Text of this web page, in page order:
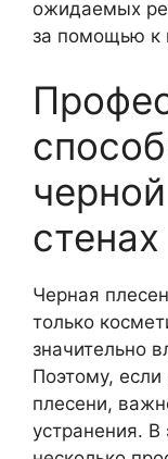
ожидаемых
за помощью к
стенах
Черная
только
значительно
Поэтому,
плесени,
устранения.